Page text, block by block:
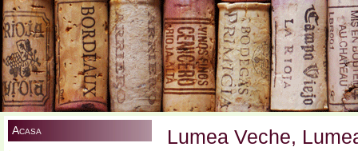
Acasa Lumea Veche,